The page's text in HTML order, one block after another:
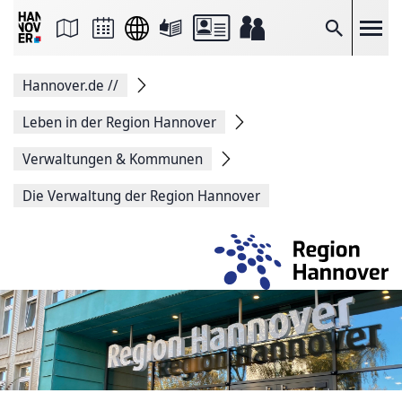
Suche
Seite
Facebook
teilen
Seitenlink
Seite
Hannover.de //
Leben in der Region Hannover
Verwaltungen & Kommunen
Die Verwaltung der Region Hannover